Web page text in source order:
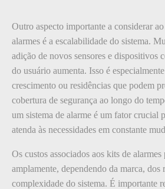
Outro aspecto importante a considerar
alarmes é a escalabilidade do sistema.
adição de novos sensores e dispositivos
do usuário aumenta. Isso é
crescimento ou residências que podem
cobertura de segurança ao longo do
um sistema de alarme é um fator crucial
atenda às necessidades em constante
Os custos associados aos kits de
amplamente, dependendo da marca, dos
complexidade do sistema. É importante